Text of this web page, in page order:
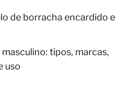
de borracha encardido e
tipos, marcas,
uso